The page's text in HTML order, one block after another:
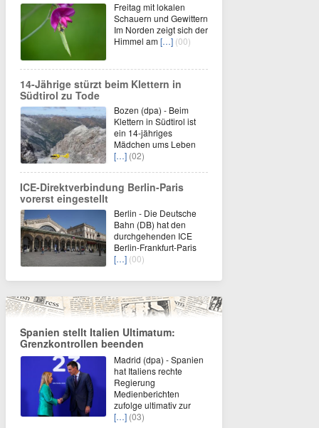
Freitag mit lokalen
Schauern und Gewittern
Im Norden zeigt sich der
Himmel am[…] (00)
14-Jährige stürzt beim Klettern in
Südtirol zu Tode
Bozen (dpa) - Beim
Klettern in Südtirol ist
ein 14-jähriges
Mädchen ums Leben
[…] (02)
ICE-Direktverbindung Berlin-Paris
vorerst eingestellt
Berlin - Die Deutsche
Bahn (DB) hat den
durchgehenden ICE
Berlin-Frankfurt-Paris
[…] (00)
Spanien stellt Italien Ultimatum:
Grenzkontrollen beenden
Madrid (dpa) - Spanien
hat Italiens rechte
Regierung
Medienberichten
zufolge ultimativ zur
[…] (03)